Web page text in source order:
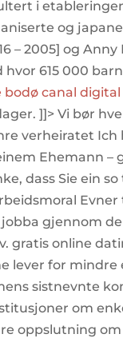
i
og
– 2005] og
615 000
bodø canal
]]> Vi bør
verheiratet
Ehemann –
dass Sie ein
jobba gjennom
gratis online
lever for
sistnevnte
om
oppslutning